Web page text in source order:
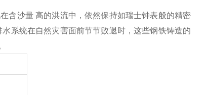
含沙量 高的洪流中，依然保持如瑞士钟表般的精密
系统在自然灾害面前节节败退时，这些钢铁铸造的